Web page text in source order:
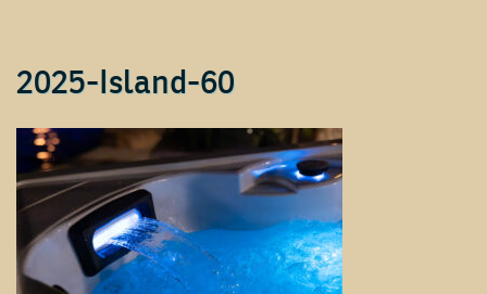
2025-Island-60